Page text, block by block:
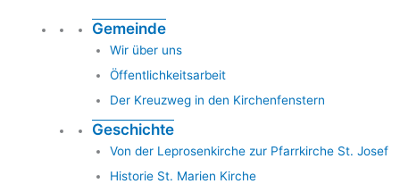
Gemeinde
Wir über uns
Öffentlichkeitsarbeit
Der Kreuzweg in den Kirchenfenstern
Geschichte
Von der Leprosenkirche zur Pfarrkirche St. Josef
Historie St. Marien Kirche